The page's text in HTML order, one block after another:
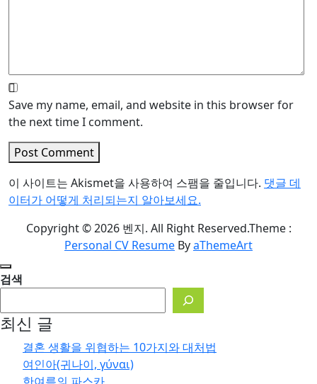
Save my name, email, and website in this browser for
the next time I comment.
Post Comment
이 사이트는 Akismet을 사용하여 스팸을 줄입니다. 댓글 데
이터가 어떻게 처리되는지 알아보세요.
Copyright © 2026 벤지. All Right Reserved.Theme :
Personal CV Resume ByaThemeArt
검색
최신 글
결혼 생활을 위협하는 10가지와 대처법
여인아(귀나이, γύναι)